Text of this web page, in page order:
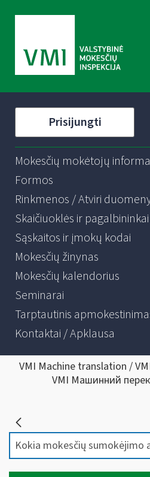
Prisijungti
Mokesčių mokėtojų
Formos
Rinkmenos / Atviri
Skaičiuoklės ir pagalbininkai
Sąskaitos ir įmokų kodai
Mokesčių žinynas
Mokesčių kalendorius
Seminarai
Tarptautinis
Kontaktai / Apklausa
VMI Machine translation /
VMI Машинний